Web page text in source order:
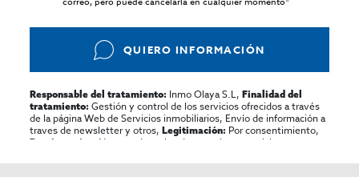
QUIERO INFORMACIÓN
Responsable del tratamiento: Inmo Olaya S.L,Finalidad del
tratamiento: Gestión y control de los servicios ofrecidos a través
de la página Web de Servicios inmobiliarios, Envío de información a
traves de newsletter y otros,Legitimación: Por consentimiento,
Destinatarios:
No se cederan los datos, salvo para elaborar
rectificar y suprimir los datos, solicitar la portabilidad de los